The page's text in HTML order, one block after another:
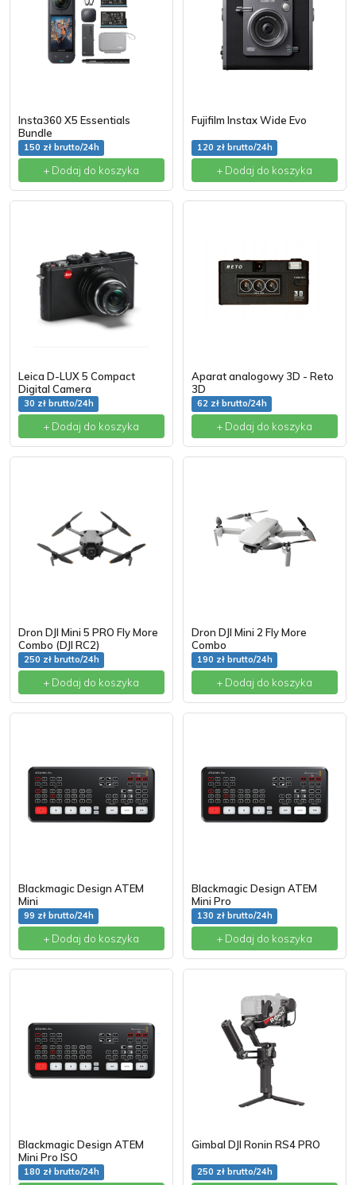
Insta360 X5 Essentials
Bundle
150 zł brutto/24h
+ Dodaj do koszyka
Fujifilm Instax Wide Evo
120 zł brutto/24h
+ Dodaj do koszyka
Leica D-LUX 5 Compact
Digital Camera
30 zł brutto/24h
+ Dodaj do koszyka
Aparat analogowy 3D - Reto
3D
62 zł brutto/24h
+ Dodaj do koszyka
Dron DJI Mini 5 PRO Fly More
Combo (DJI RC2)
250 zł brutto/24h
+ Dodaj do koszyka
Dron DJI Mini 2 Fly More
Combo
190 zł brutto/24h
+ Dodaj do koszyka
Blackmagic Design ATEM
Mini
99 zł brutto/24h
+ Dodaj do koszyka
Blackmagic Design ATEM
Mini Pro
130 zł brutto/24h
+ Dodaj do koszyka
Blackmagic Design ATEM
Mini Pro ISO
180 zł brutto/24h
Gimbal DJI Ronin RS4 PRO
250 zł brutto/24h